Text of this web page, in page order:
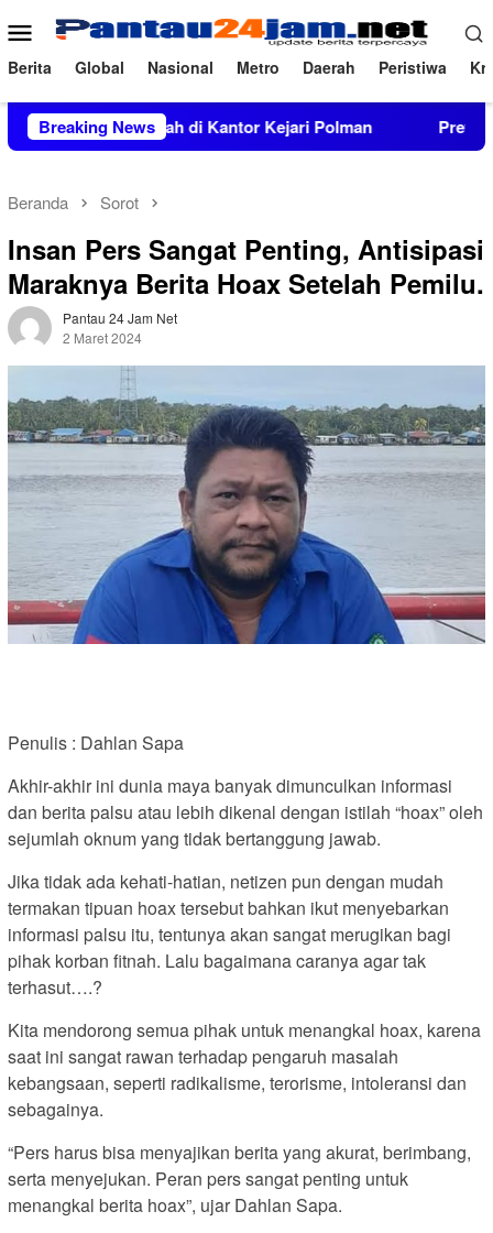
ke
konten
Menu
Mobile
Berita Global Nasional Metro Daerah Peristiwa
Breaking News
Inkrah di Kantor Kejari Polman Prevalensi
Beranda Sorot
Insan Pers Sangat Penting, Antisipasi
Maraknya Berita Hoax Setelah Pemilu.
Pantau 24 Jam Net
2 Maret 2024
Penulis : Dahlan Sapa
Akhir-akhir ini dunia maya banyak dimunculkan informasi
dan berita palsu atau lebih dikenal dengan istilah “hoax” oleh
sejumlah oknum yang tidak bertanggung jawab.
Jika tidak ada kehati-hatian, netizen pun dengan mudah
termakan tipuan hoax tersebut bahkan ikut menyebarkan
informasi palsu itu, tentunya akan sangat merugikan bagi
pihak korban fitnah. Lalu bagaimana caranya agar tak
terhasut….?
Kita mendorong semua pihak untuk menangkal hoax, karena
saat ini sangat rawan terhadap pengaruh masalah
kebangsaan, seperti radikalisme, terorisme, intoleransi dan
sebagainya.
“Pers harus bisa menyajikan berita yang akurat, berimbang,
serta menyejukan. Peran pers sangat penting untuk
menangkal berita hoax”, ujar Dahlan Sapa.